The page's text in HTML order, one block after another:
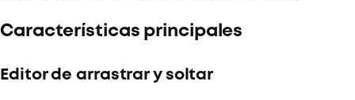
Características principales
Editor de arrastrar y soltar